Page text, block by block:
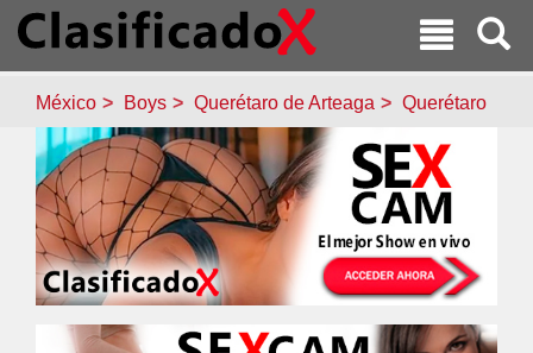
México Boys Querétaro de Arteaga Querétaro